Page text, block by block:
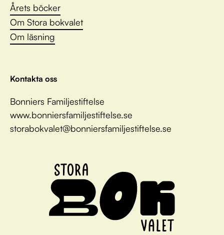
Årets böcker
Om Stora bokvalet
Om läsning
Kontakta oss
Bonniers Familjestiftelse
www.bonniersfamiljestiftelse.se
storabokvalet@bonniersfamiljestiftelse.se